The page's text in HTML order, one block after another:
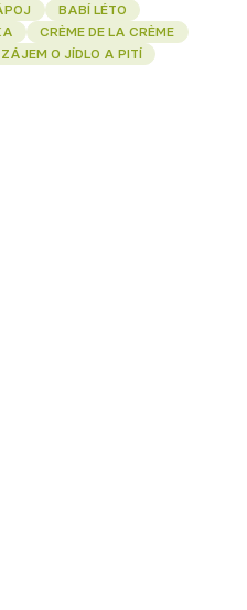
BABÍ LÉTO
CRÈME DE LA CRÈME
ZÁJEM O JÍDLO A PITÍ